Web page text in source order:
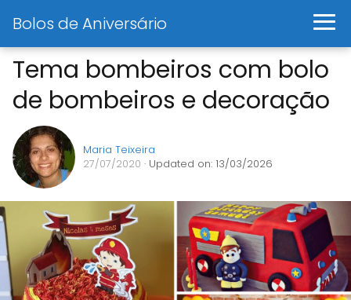
Bolos de Aniversário
Tema bombeiros com bolo
de bombeiros e decoração
Maria Teixeira
27/07/2020 · Updated on: 13/03/2026